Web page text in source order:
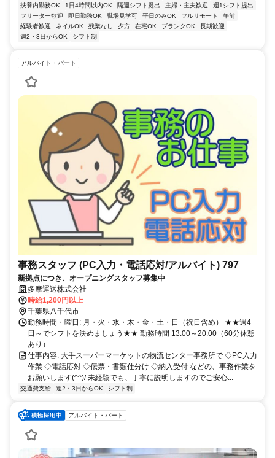
扶養内勤務OK 1日4時間以内OK 隔週シフト提出 主婦・主夫歓迎
週1シフト提出
フリーター歓迎
即日勤務OK 職場見学可 平日のみOK フルリモート
午前
経験者歓迎
ネイルOK 残業なし 夕方 在宅OK ブランクOK
長期歓迎
週2・3日からOK
シフト制
アルバイト・パート
事務スタッフ (PC入力・電話応対/アルバイト) 797
新拠点につき、オープニングスタッフ募集中
多摩運送株式会社
時給1,200円以上
千葉県八千代市
勤務時間・曜日: 月・火・水・木・金・土・日（祝日含め） ★★週4
日～でシフトを決めましょう★★ 勤務時間 13:00～20:00（60分休憩
あり）
仕事内容: 大手スーパーマーケットの物流センター事務所で ◇PC入力
作業 ◇電話応対 ◇伝票・書類仕分け ◇納入受付 などの、事務作業を
お願いします(^^)/ 未経験でも、丁寧に説明しますのでご安心...
交通費支給 週2・3日からOK シフト制
アルバイト・パート